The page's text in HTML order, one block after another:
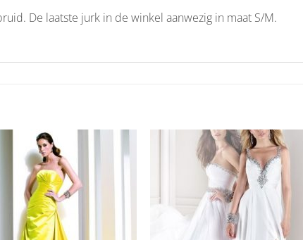
De laatste jurk in de winkel aanwezig in maat S/M.